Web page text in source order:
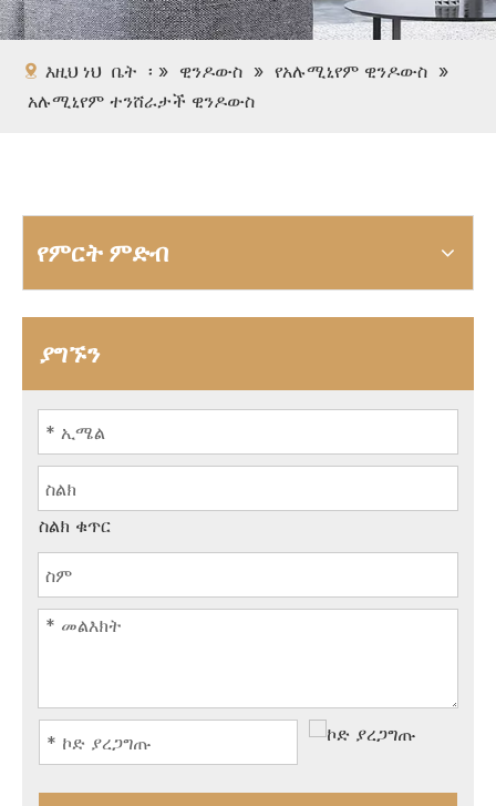
እዚህ ነህ ቤት ፡ » ዊንዶውስ » የአሉሚኒየም ዊንዶውስ »
አሉሚኒየም ተንሸራታች ዊንዶውስ
የምርት ምድብ
ያግኙን
ስልክ ቁጥር